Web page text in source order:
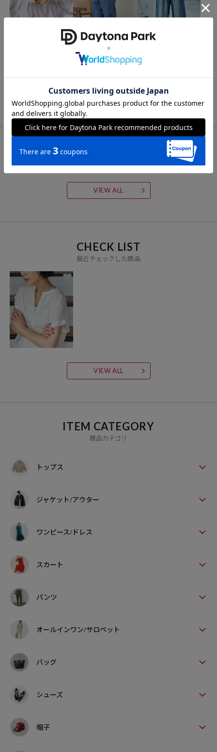
セレクトショップ。
RED KAP
リネンレーヨン 紐付きイ
ップ対応＞
FREAK'S STORE
＜新色追加＞＜低身長サ
工 イージーデニムパンツ
FOR YOU
VIEW ALL
CHECK LIST
最近チェックした商品
VIEW ALL
ITEM CATEGORY
商品カテゴリ
トップス
ジャケット/アウター
ワンピース/ドレス
スカート
パンツ
オールインワン/サロペット
バッグ
シューズ
帽子